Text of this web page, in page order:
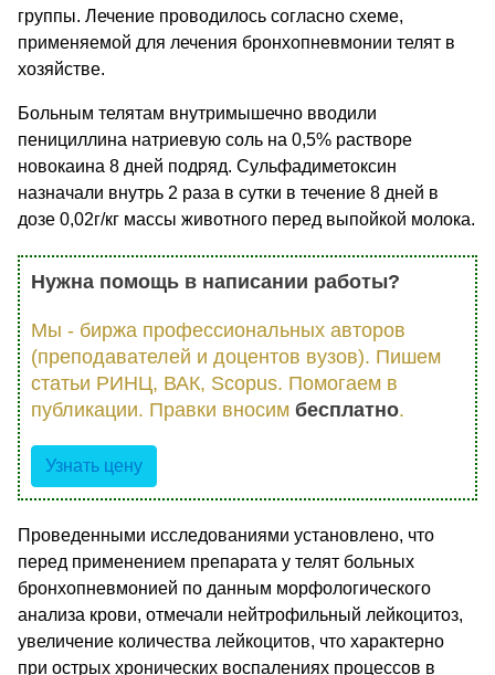
группы. Лечение проводилось согласно схеме,
применяемой для лечения бронхопневмонии телят в
хозяйстве.
Больным телятам внутримышечно вводили
пенициллина натриевую соль на 0,5% растворе
новокаина 8 дней подряд. Сульфадиметоксин
назначали внутрь 2 раза в сутки в течение 8 дней в
дозе 0,02г/кг массы животного перед выпойкой молока.
Нужна помощь в написании работы?
Мы - биржа профессиональных авторов
(преподавателей и доцентов вузов). Пишем
статьи РИНЦ, ВАК, Scopus. Помогаем в
публикации. Правки вносим бесплатно.
Узнать цену
Проведенными исследованиями установлено, что
перед применением препарата у телят больных
бронхопневмонией по данным морфологического
анализа крови, отмечали нейтрофильный лейкоцитоз,
увеличение количества лейкоцитов, что характерно
при острых хронических воспалениях процессов в